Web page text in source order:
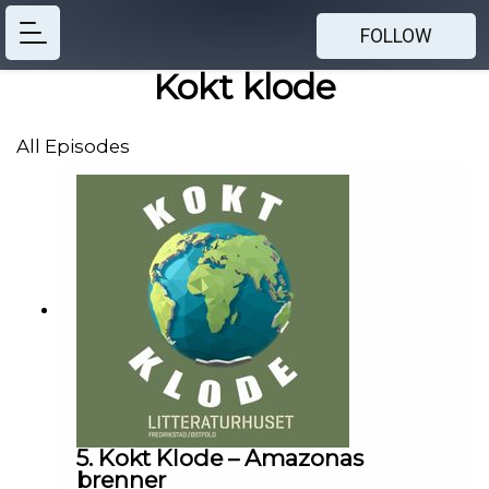
FOLLOW
Kokt klode
All Episodes
5. Kokt Klode – Amazonas
brenner